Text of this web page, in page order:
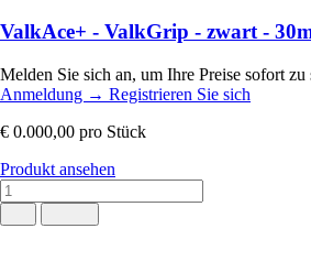
ValkAce+ - ValkGrip - zwart -
Melden Sie sich an, um Ihre Preise sofort zu
Anmeldung → Registrieren Sie sich
€ 0.000,00 pro Stück
Produkt ansehen